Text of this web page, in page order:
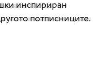
инспириран
потписниците.